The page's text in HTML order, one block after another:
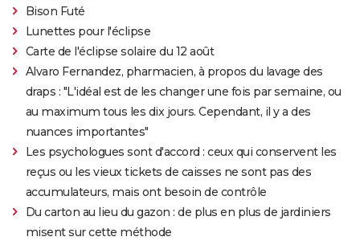
Bison Futé
Lunettes pour l'éclipse
Carte de l'éclipse solaire du 12 août
Alvaro Fernandez, pharmacien, à propos du lavage des
draps : "L'idéal est de les changer une fois par semaine, ou
au maximum tous les dix jours. Cependant, il y a des
nuances importantes"
Les psychologues sont d'accord : ceux qui conservent les
reçus ou les vieux tickets de caisses ne sont pas des
accumulateurs, mais ont besoin de contrôle
Du carton au lieu du gazon : de plus en plus de jardiniers
misent sur cette méthode